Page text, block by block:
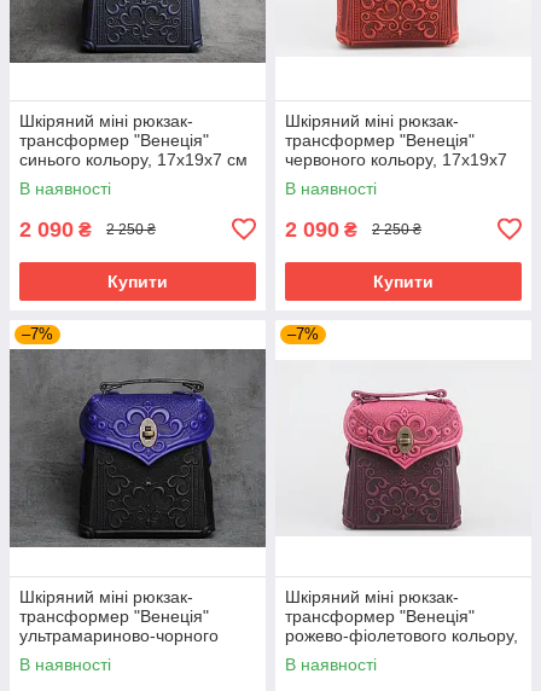
Шкіряний міні рюкзак-
трансформер "Венеція"
синього кольору, 17х19х7 см
В наявності
2 090 ₴ 2 250 ₴
Купити
Шкіряний міні рюкзак-
трансформер "Венеція"
червоного кольору, 17х19х7
см
В наявності
2 090 ₴ 2 250 ₴
Купити
–7%
Шкіряний міні рюкзак-
трансформер "Венеція"
ультрамариново-чорного
кольору, 17х19х7 см
В наявності
–7%
Шкіряний міні рюкзак-
трансформер "Венеція"
рожево-фіолетового кольору,
17х19х7 см
В наявності